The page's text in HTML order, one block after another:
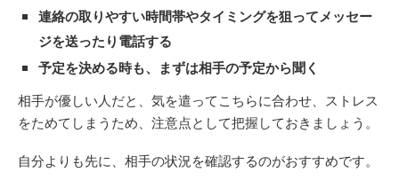
連絡の取りやすい時間帯やタイミングを狙ってメッセー
ジを送ったり電話する
予定を決める時も、まずは相手の予定から聞く
相手が優しい人だと、気を遣ってこちらに合わせ、ストレス
をためてしまうため、注意点として把握しておきましょう。
自分よりも先に、相手の状況を確認するのがおすすめです。